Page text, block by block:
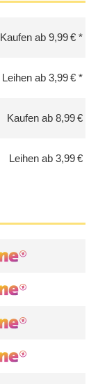
Kaufen ab 9,99 €
Leihen ab 3,99 €
Kaufen ab 8,99 €
Leihen ab 3,99 €